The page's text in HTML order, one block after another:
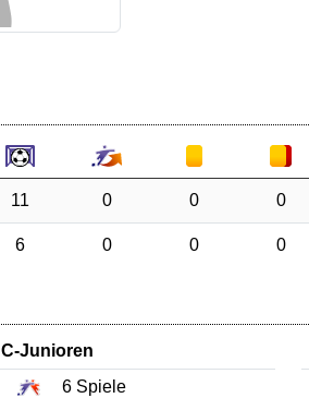
11 0 0 0
6 0 0 0
C-Junioren
6Spiele